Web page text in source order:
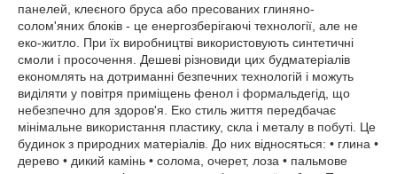
панелей, клеєного бруса або пресованих глиняно-
солом'яних блоків - це енергозберігаючі технології, але не
еко-житло. При їх виробництві використовують синтетичні
смоли і просочення. Дешеві різновиди цих будматеріалів
економлять на дотриманні безпечних технологій і можуть
виділяти у повітря приміщень фенол і формальдегід, що
небезпечно для здоров'я. Еко стиль життя передбачає
мінімальне використання пластику, скла і металу в побуті. Це
будинок з природних матеріалів. До них відносяться: • глина •
дерево • дикий камінь • солома, очерет, лоза • пальмове